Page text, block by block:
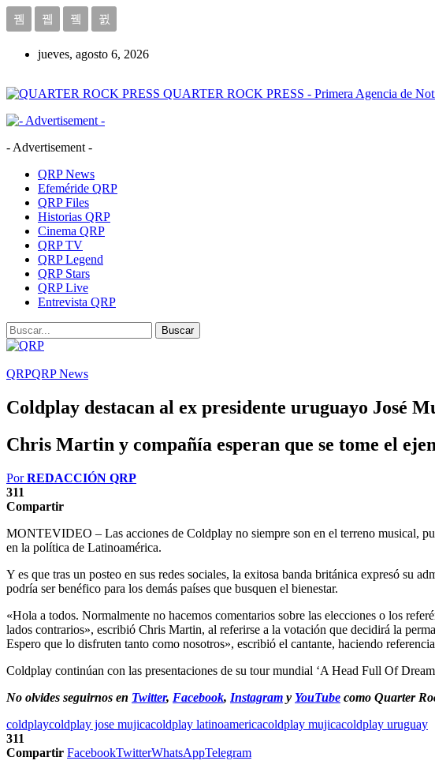
jueves, agosto 6, 2026
QUARTER ROCK PRESS - Primera Agencia de
- Advertisement -
QRP News
Efeméride QRP
QRP Files
Historias QRP
Cinema QRP
QRP TV
QRP Legend
QRP Stars
QRP Live
Entrevista QRP
QRPQRP News
Coldplay destacan al ex presidente uruguayo José
Chris Martin y compañía esperan que se tome el
PorREDACCIÓN QRP
311
Compartir
MONTEVIDEO – Las acciones de Coldplay no siempre son en el terreno musical,
en la política de Latinoamérica.
Y es que tras un posteo en sus redes sociales, la exitosa banda británica expresó su
podría ser benéfico para los demás países que busquen el bienestar.
«Hola a todos. Normalmente no hacemos comentarios sobre las elecciones o los
lados contrarios», escribió Chris Martin, al referirse a la votación que decidirá la
Espero que lo disfruten tanto como nosotros», escribió el cantante, haciendo
Coldplay continúan con las presentaciones de su tour mundial ‘A Head Full Of
No olvides seguirnos en Twitter, Facebook, Instagram y YouTube como Quarter
coldplaycoldplay jose mujicacoldplay latinoamericacoldplay mujicacoldplay uruguay
311
Compartir FacebookTwitterWhatsAppTelegram